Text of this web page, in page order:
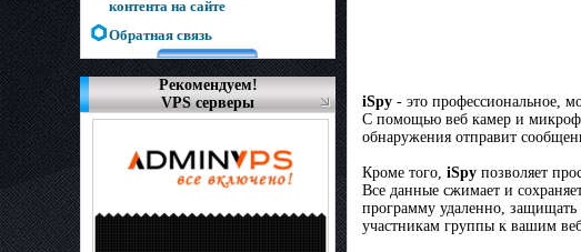
контента на сайте
Обратная связь
Рекомендуем!
VPS серверы
iSpy - это профессиональное,
С помощью веб камер и
обнаружения отправит
Кроме того, iSpy позволяет
Все данные сжимает и
программу удаленно, защищать
участникам группы к вашим